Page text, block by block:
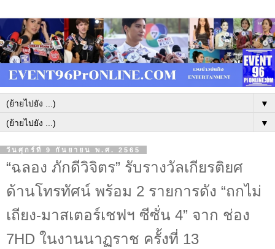
▼
▼
วันศุกร์ที่ 9 กันยายน พ.ศ. 2565
“ฉลอง ภักดีวิจิตร” รับรางวัลเกียรติยศ
ด้านโทรทัศน์ พร้อม 2 รายการดัง “ถกไม่
เถียง-มาสเตอร์เชฟฯ ซีซั่น 4” จาก ช่อง
7HD ในงานนาฏราช ครั้งที่ 13